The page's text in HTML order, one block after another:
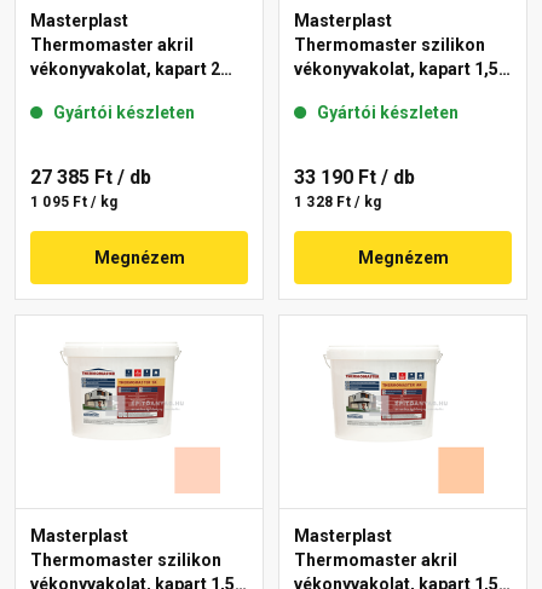
Masterplast
Thermomaster akril
vékonyvakolat, kapart 2
Gyártói készleten
27 385 Ft / db
1 095 Ft / kg
Megnézem
Masterplast
Thermomaster szilikon
vékonyvakolat, kapart 1,5
Gyártói készleten
33 190 Ft / db
1 328 Ft / kg
Megnézem
Masterplast
Thermomaster szilikon
vékonyvakolat, kapart 1,5
Masterplast
Thermomaster akril
vékonyvakolat, kapart 1,5